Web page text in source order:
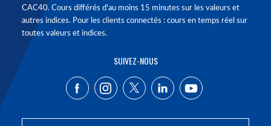
CAC40. Cours différés d'au moins 15 minutes sur les valeurs et
autres indices. Pour les clients connectés : cours en temps réel sur
toutes valeurs et indices.
SUIVEZ-NOUS